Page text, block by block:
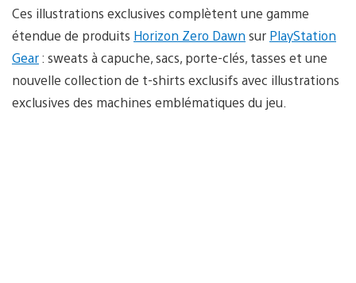
Ces illustrations exclusives complètent une gamme
étendue de produits Horizon Zero Dawn sur PlayStation
Gear: sweats à capuche, sacs, porte-clés, tasses et une
nouvelle collection de t-shirts exclusifs avec illustrations
exclusives des machines emblématiques du jeu.